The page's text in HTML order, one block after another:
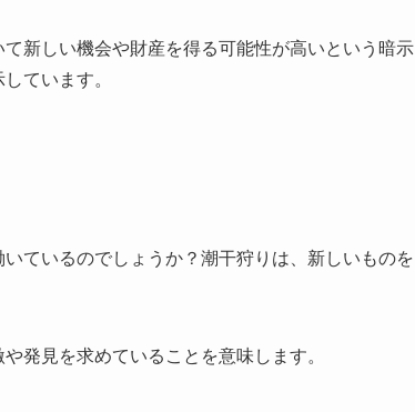
新しい機会や財産を得る可能性が高いという暗示
ています。
ているのでしょうか？潮干狩りは、新しいものを
発見を求めていることを意味します。